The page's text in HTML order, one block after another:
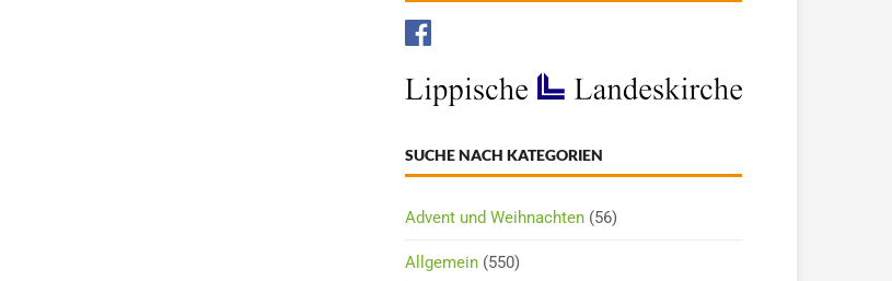
SUCHE NACH KATEGORIEN
Advent und Weihnachten(56)
Allgemein(550)